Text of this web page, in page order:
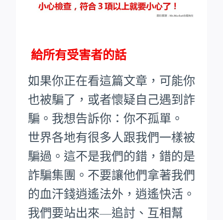
給所有受害者的話
如果你正在看這篇文章，可能你
也被騙了，或者懷疑自己遇到詐
騙。我想告訴你：你不孤單。
世界各地有很多人跟我們一樣被
騙過。這不是我們的錯，錯的是
詐騙集團。不要讓他們拿著我們
的血汗錢逍遙法外，逍遙快活。
我們要站出來—追討、互相幫